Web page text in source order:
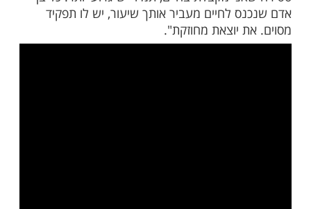
שאין לי ברירה וזאת הסיטואציה, דמיינתי
עם אמא, איך היא מחבקת ומסרקת אותי